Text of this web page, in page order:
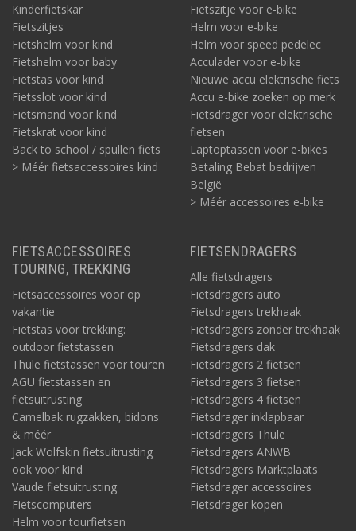
Kinderfietskar
Fietszitjes
Fietshelm voor kind
Fietshelm voor baby
Fietstas voor kind
Fietsslot voor kind
Fietsmand voor kind
Fietskrat voor kind
Back to school / spullen fiets
> Méér fietsaccessoires kind
Fietszitje voor e-bike
Helm voor e-bike
Helm voor speed pedelec
Acculader voor e-bike
Nieuwe accu elektrische fiets
Accu e-bike zoeken op merk
Fietsdrager voor elektrische
fietsen
Laptoptassen voor e-bikes
Betaling Bebat bedrijven
België
> Méér accessoires e-bike
FIETSACCESSOIRES
TOURING, TREKKING
Fietsaccessoires voor op
vakantie
Fietstas voor trekking:
outdoor fietstassen
Thule fietstassen voor touren
AGU fietstassen en
fietsuitrusting
Camelbak rugzakken, bidons
& méér
Jack Wolfskin fietsuitrusting
ook voor kind
Vaude fietsuitrusting
Fietscomputers
Helm voor tourfietsen
FIETSENDRAGERS
Alle fietsdragers
Fietsdragers auto
Fietsdragers trekhaak
Fietsdragers zonder trekhaak
Fietsdragers dak
Fietsdragers 2 fietsen
Fietsdragers 3 fietsen
Fietsdragers 4 fietsen
Fietsdrager inklapbaar
Fietsdragers Thule
Fietsdragers ANWB
Fietsdragers Marktplaats
Fietsdrager accessoires
Fietsdrager kopen